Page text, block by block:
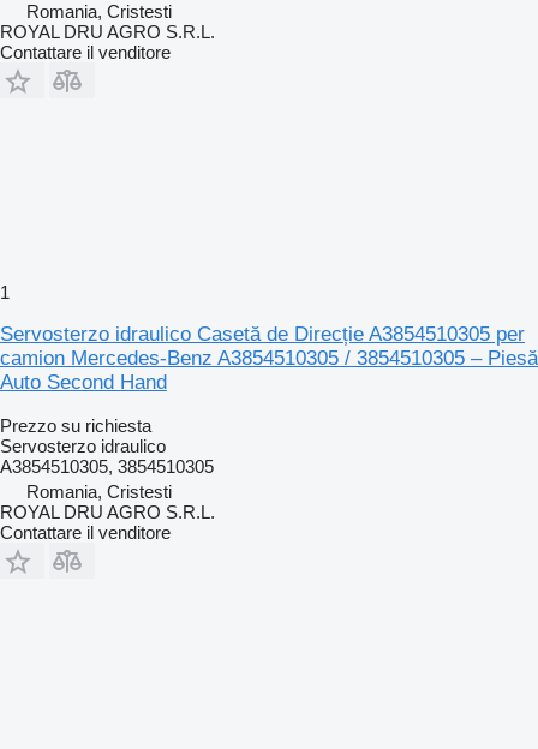
Romania, Cristesti
ROYAL DRU AGRO S.R.L.
Contattare il venditore
1
Servosterzo idraulico Casetă de Direcție A3854510305 per
camion Mercedes-Benz A3854510305 / 3854510305 – Piesă
Auto Second Hand
Prezzo su richiesta
Servosterzo idraulico
A3854510305, 3854510305
Romania, Cristesti
ROYAL DRU AGRO S.R.L.
Contattare il venditore